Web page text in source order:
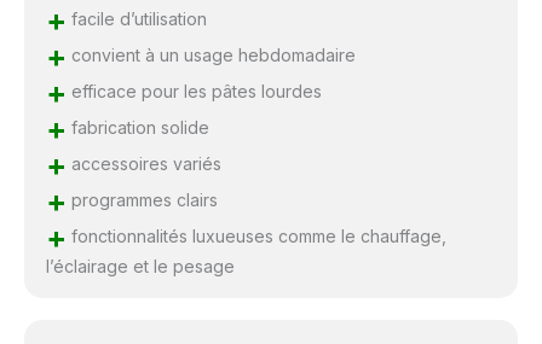
+ facile d’utilisation
+ convient à un usage hebdomadaire
+ efficace pour les pâtes lourdes
+ fabrication solide
+ accessoires variés
+ programmes clairs
+ fonctionnalités luxueuses comme le chauffage,
l’éclairage et le pesage